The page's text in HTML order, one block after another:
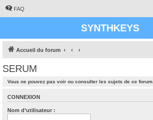
FAQ
SYNTHKEYS
Accueil du forum
SERUM
Vous ne pouvez pas voir ou consulter les sujets de ce forum.
CONNEXION
Nom d’utilisateur :